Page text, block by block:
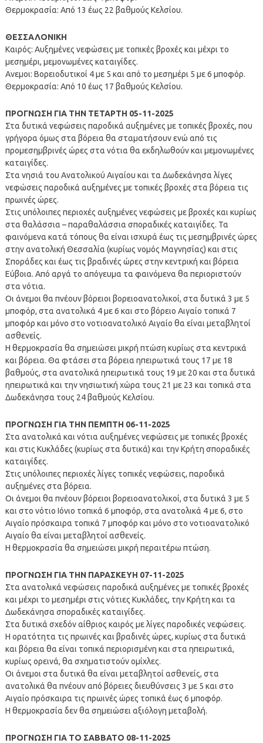
Θερμοκρασία: Από 13 έως 22 βαθμούς Κελσίου.
ΘΕΣΣΑΛΟΝΙΚΗ
Καιρός: Αυξημένες νεφώσεις με τοπικές βροχές και μέχρι το
μεσημέρι, μεμονωμένες καταιγίδες.
Ανεμοι: Βορειοδυτικοί 4 με 5 και από το μεσημέρι 5 με 6 μποφόρ.
Θερμοκρασία: Από 10 έως 17 βαθμούς Κελσίου.
ΠΡΟΓΝΩΣΗ ΓΙΑ ΤΗΝ ΤΕΤΑΡΤΗ 05-11-2025
Στα δυτικά νεφώσεις παροδικά αυξημένες με τοπικές βροχές, που
γρήγορα όμως στα βόρεια θα σταματήσουν ενώ από τις
προμεσημβρινές ώρες στα νότια θα εκδηλωθούν και μεμονωμένες
καταιγίδες.
Στα νησιά του Ανατολικού Αιγαίου και τα Δωδεκάνησα λίγες
νεφώσεις παροδικά αυξημένες με τοπικές βροχές στα βόρεια τις
πρωινές ώρες.
Στις υπόλοιπες περιοχές αυξημένες νεφώσεις με βροχές και κυρίως
στα θαλάσσια – παραθαλάσσια σποραδικές καταιγίδες. Τα
φαινόμενα κατά τόπους θα είναι ισχυρά έως τις μεσημβρινές ώρες
στην ανατολική Θεσσαλία (κυρίως νομός Μαγνησίας) και στις
Σποράδες και έως τις βραδινές ώρες στην κεντρική και βόρεια
Εύβοια. Από αργά το απόγευμα τα φαινόμενα θα περιοριστούν
στα νότια.
Οι άνεμοι θα πνέουν βόρειοι βορειοανατολικοί, στα δυτικά 3 με 5
μποφόρ, στα ανατολικά 4 με 6 και στο βόρειο Αιγαίο τοπικά 7
μποφόρ και μόνο στο νοτιοανατολικό Αιγαίο θα είναι μεταβλητοί
ασθενείς.
Η θερμοκρασία θα σημειώσει μικρή πτώση κυρίως στα κεντρικά
και βόρεια. Θα φτάσει στα βόρεια ηπειρωτικά τους 17 με 18
βαθμούς, στα ανατολικά ηπειρωτικά τους 19 με 20 και στα δυτικά
ηπειρωτικά και την νησιωτική χώρα τους 21 με 23 και τοπικά στα
Δωδεκάνησα τους 24 βαθμούς Κελσίου.
ΠΡΟΓΝΩΣΗ ΓΙΑ ΤΗΝ ΠΕΜΠΤΗ 06-11-2025
Στα ανατολικά και νότια αυξημένες νεφώσεις με τοπικές βροχές
και στις Κυκλάδες (κυρίως στα δυτικά) και την Κρήτη σποραδικές
καταιγίδες.
Στις υπόλοιπες περιοχές λίγες τοπικές νεφώσεις, παροδικά
αυξημένες στα βόρεια.
Οι άνεμοι θα πνέουν βόρειοι βορειοανατολικοί, στα δυτικά 3 με 5
και στο νότιο Ιόνιο τοπικά 6 μποφόρ, στα ανατολικά 4 με 6, στο
Αιγαίο πρόσκαιρα τοπικά 7 μποφόρ και μόνο στο νοτιοανατολικό
Αιγαίο θα είναι μεταβλητοί ασθενείς.
Η θερμοκρασία θα σημειώσει μικρή περαιτέρω πτώση.
ΠΡΟΓΝΩΣΗ ΓΙΑ ΤΗΝ ΠΑΡΑΣΚΕΥΗ 07-11-2025
Στα ανατολικά νεφώσεις παροδικά αυξημένες με τοπικές βροχές
και μέχρι το μεσημέρι στις νότιες Κυκλάδες, την Κρήτη και τα
Δωδεκάνησα σποραδικές καταιγίδες.
Στα δυτικά σχεδόν αίθριος καιρός με λίγες παροδικές νεφώσεις.
Η ορατότητα τις πρωινές και βραδινές ώρες, κυρίως στα δυτικά
και βόρεια θα είναι τοπικά περιορισμένη και στα ηπειρωτικά,
κυρίως ορεινά, θα σχηματιστούν ομίχλες.
Οι άνεμοι στα δυτικά θα είναι μεταβλητοί ασθενείς, στα
ανατολικά θα πνέουν από βόρειες διευθύνσεις 3 με 5 και στο
Αιγαίο πρόσκαιρα τις πρωινές ώρες τοπικά έως 6 μποφόρ.
Η θερμοκρασία δεν θα σημειώσει αξιόλογη μεταβολή.
ΠΡΟΓΝΩΣΗ ΓΙΑ ΤΟ ΣΑΒΒΑΤΟ 08-11-2025